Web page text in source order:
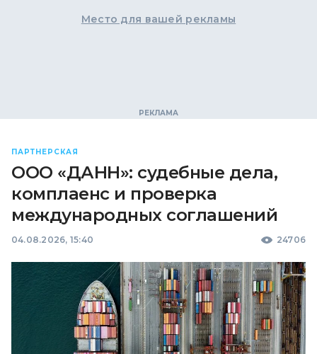
Место для вашей рекламы
ПАРТНЕРСКАЯ
ООО «ДАНН»: судебные дела,
комплаенс и проверка
международных соглашений
04.08.2026, 15:40 24706